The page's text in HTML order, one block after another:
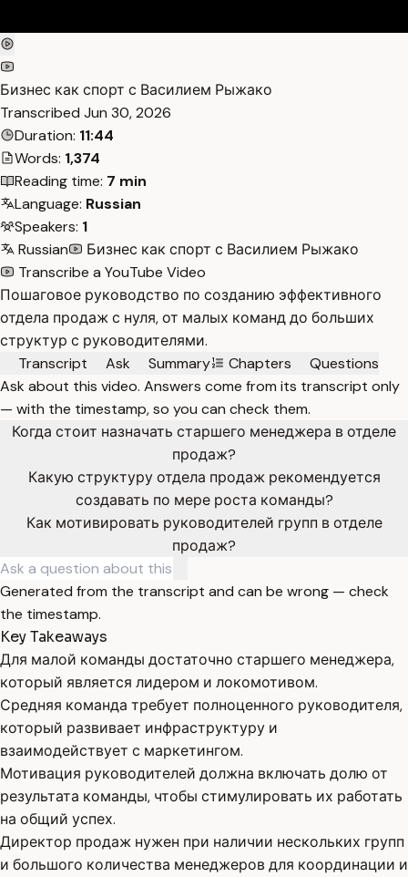
Бизнес как спорт с Василием Рыжако
Transcribed Jun 30, 2026
Duration: 11:44
Words: 1,374
Reading time: 7 min
Language: Russian
Speakers: 1
Russian
Бизнес как спорт с Василием Рыжако
Transcribe a YouTube Video
Пошаговое руководство по созданию эффективного
отдела продаж с нуля, от малых команд до больших
структур с руководителями.
Transcript
Ask Summary Chapters
Questions
Ask about this video. Answers come from its transcript only
— with the timestamp, so you can check them.
Когда стоит назначать старшего менеджера в отделе
продаж?
Какую структуру отдела продаж рекомендуется
создавать по мере роста команды?
Как мотивировать руководителей групп в отделе
продаж?
Generated from the transcript and can be wrong — check
the timestamp.
Key Takeaways
Для малой команды достаточно старшего менеджера,
который является лидером и локомотивом.
Средняя команда требует полноценного руководителя,
который развивает инфраструктуру и
взаимодействует с маркетингом.
Мотивация руководителей должна включать долю от
результата команды, чтобы стимулировать их работать
на общий успех.
Директор продаж нужен при наличии нескольких групп
и большого количества менеджеров для координации и